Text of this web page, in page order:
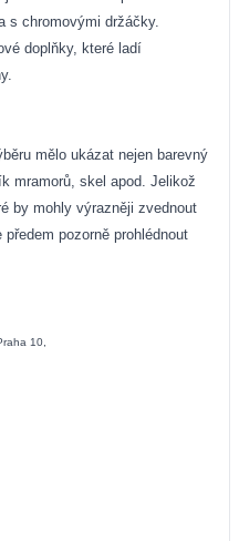
s chromovými držáčky.
doplňky, které ladí
mělo ukázat nejen barevný
mramorů, skel apod. Jelikož
by mohly výrazněji zvednout
pozorně prohlédnout
10,